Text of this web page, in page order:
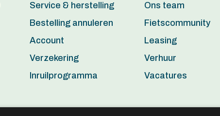
Service & herstelling
Bestelling annuleren
Account
Verzekering
Inruilprogramma
Ons team
Fietscommunity
Leasing
Verhuur
Vacatures